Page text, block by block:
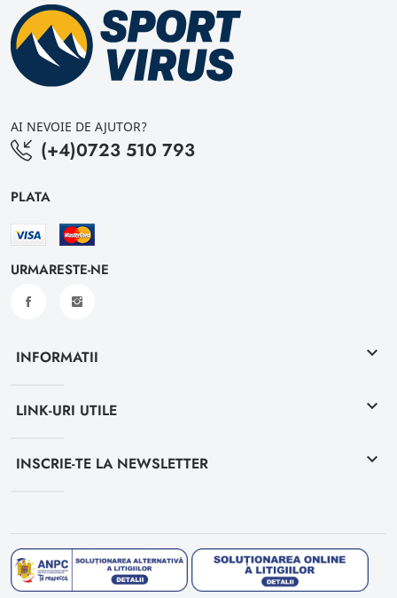
AI NEVOIE DE AJUTOR?
(+4)0723 510 793
PLATA
URMARESTE-NE
INFORMATII keyboard_arrow_down
LINK-URI UTILE keyboard_arrow_down
INSCRIE-TE LA NEWSLETTER keyboard_arrow_down